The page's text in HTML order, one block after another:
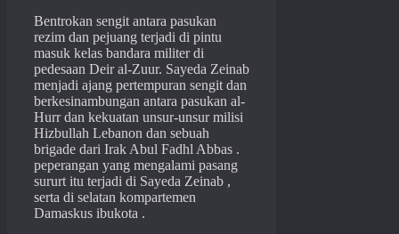
Bentrokan sengit antara pasukan
rezim dan pejuang terjadi di pintu
masuk kelas bandara militer di
pedesaan Deir al-Zuur. Sayeda Zeinab
menjadi ajang pertempuran sengit dan
berkesinambungan antara pasukan al-
Hurr dan kekuatan unsur-unsur milisi
Hizbullah Lebanon dan sebuah
brigade dari Irak Abul Fadhl Abbas .
peperangan yang mengalami pasang
sururt itu terjadi di Sayeda Zeinab ,
serta di selatan kompartemen
Damaskus ibukota .